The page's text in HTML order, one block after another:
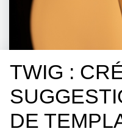
TWIG :
DE